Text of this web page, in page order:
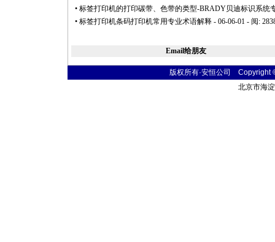
• 标签打印机的打印碳带、色带的类型-BRADY贝迪标识系统
• 标签打印机条码打印机常用专业术语解释 - 06-06-01 - 阅:
Email给朋友
版权所有·安恒公司
北京市海